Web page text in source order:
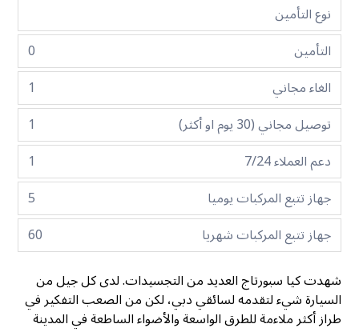
نوع التأمين
التأمين
0
الغاء مجاني
1
توصيل مجاني (30 يوم او أكثر)
1
دعم العملاء 7/24
1
جهاز تتبع المركبات يوميا
5
جهاز تتبع المركبات شهريا
60
شهدت كيا سبورتاج العديد من التجسيدات. لدى كل جيل من
السيارة شيء لتقدمه لسائقي دبي، لكن من الصعب التفكير في
طراز أكثر ملاءمة للطرق الواسعة والأضواء الساطعة في المدينة